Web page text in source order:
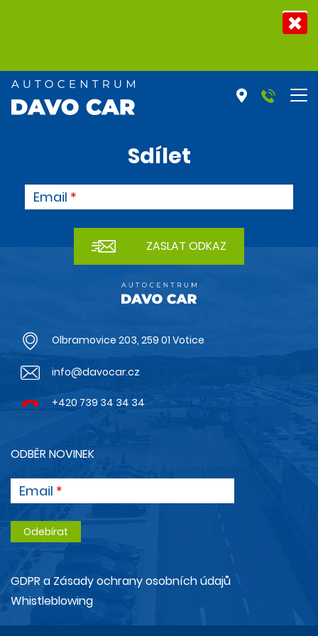
Sdílet
Email
Olbramovice 203, 259 01 Votice
info@davocar.cz
+420 739 34 34 34
ODBĚR NOVINEK
Email
GDPR a Zásady ochrany osobních údajů
Whistleblowing